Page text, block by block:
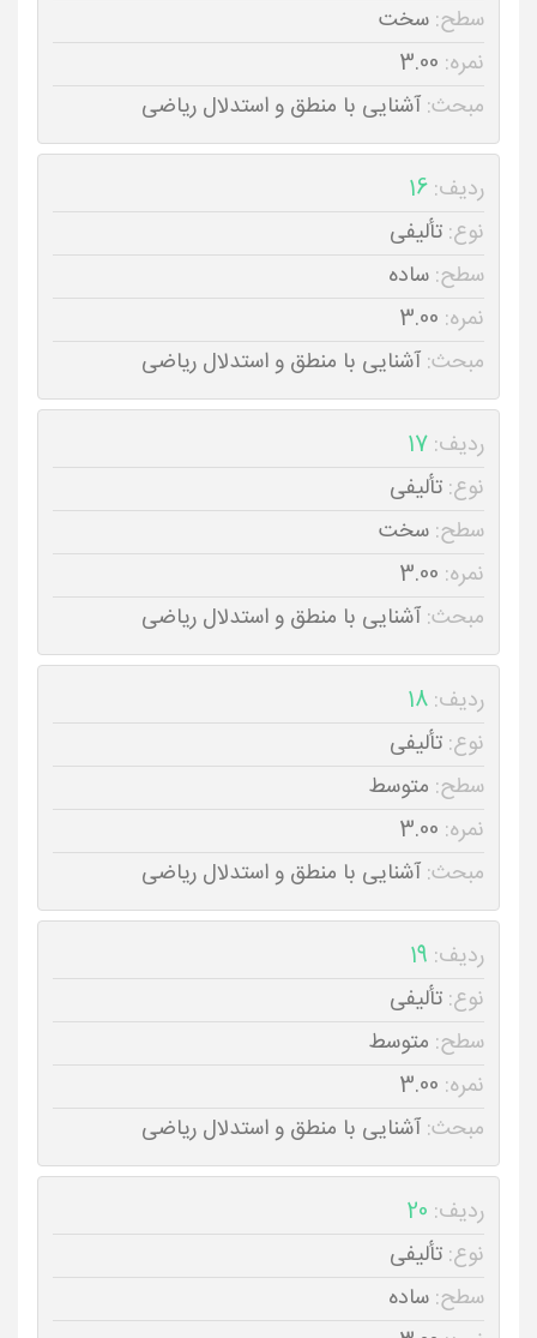
سطح: سخت
نمره: 3.00
مبحث: آشنایی با منطق و استدلال ریاضی
ردیف: 16
نوع: تألیفی
سطح: ساده
نمره: 3.00
مبحث: آشنایی با منطق و استدلال ریاضی
ردیف: 17
نوع: تألیفی
سطح: سخت
نمره: 3.00
مبحث: آشنایی با منطق و استدلال ریاضی
ردیف: 18
نوع: تألیفی
سطح: متوسط
نمره: 3.00
مبحث: آشنایی با منطق و استدلال ریاضی
ردیف: 19
نوع: تألیفی
سطح: متوسط
نمره: 3.00
مبحث: آشنایی با منطق و استدلال ریاضی
ردیف: 20
نوع: تألیفی
سطح: ساده